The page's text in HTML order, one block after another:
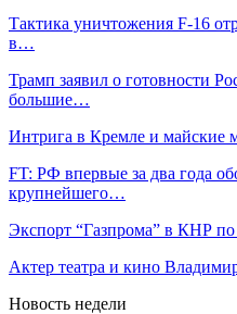
Тактика уничтожения F-16
в…
Трамп заявил о готовности
большие…
Интрига в Кремле и майские
FT: РФ впервые за два года
крупнейшего…
Экспорт “Газпрома” в КНР
Актер театра и кино
Новость недели